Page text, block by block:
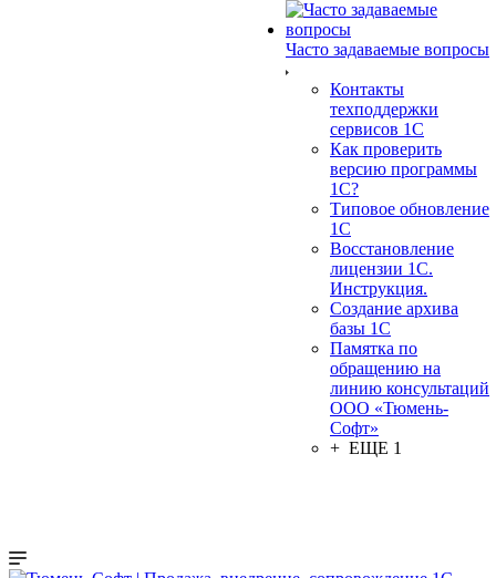
Часто задаваемые вопросы
Контакты
техподдержки
сервисов 1С
Как проверить
версию программы
1С?
Типовое обновление
1С
Восстановление
лицензии 1С.
Инструкция.
Создание архива
базы 1С
Памятка по
обращению на
линию консультаций
ООО «Тюмень-
Софт»
+ ЕЩЕ 1